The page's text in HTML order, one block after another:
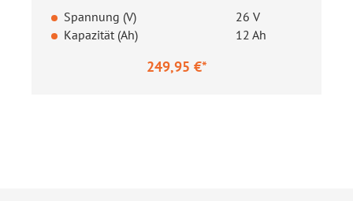
Prophete, MiFa, Kreidler u.v.m.
Spannung (V)
26 V
Kapazität (Ah)
12 Ah
249,95 €*